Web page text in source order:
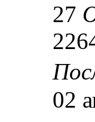
27
02